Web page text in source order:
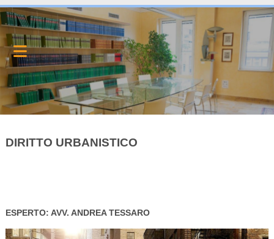
DIRITTO URBANISTICO
ESPERTO: AVV. ANDREA TESSARO